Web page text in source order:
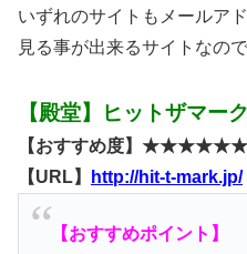
いずれのサイトもメールア
見る事が出来るサイトなの
【殿堂】ヒットザマーク
【おすすめ度】
【URL】
http://hit-t-mark.jp/
【おすすめポイント】